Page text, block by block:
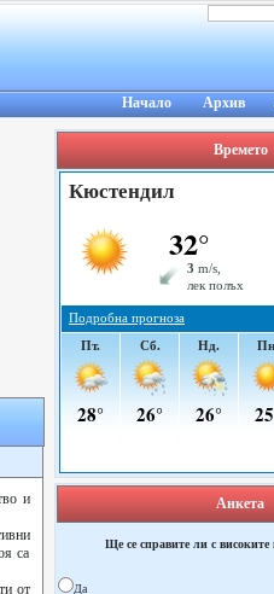
Начало Архив
и
са
от
Времето
Анкета
Ще се справите ли с
Да